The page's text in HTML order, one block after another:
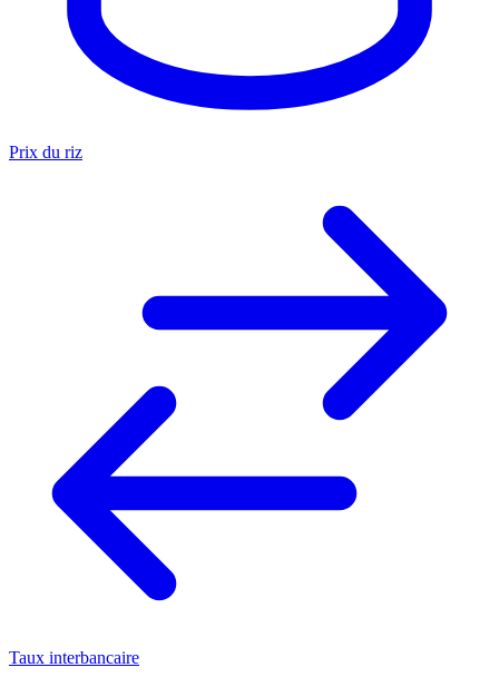
Prix du riz
Taux interbancaire